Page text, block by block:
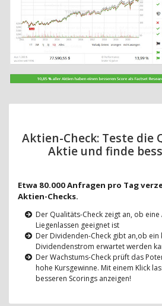
Aktien-Check: Teste
Aktie und finde
Etwa 80.000 Anfragen pro Tag
Aktien-Checks.
Der Qualitäts-Check zeigt an, ob
Liegenlassen geeignet ist
Der Dividenden-Check gibt an,ob
Dividendenstrom erwartet werden
Der Wachstums-Check prüft das
hohe Kursgewinne. Mit einem Klick
besseren Scorings anzeigen!